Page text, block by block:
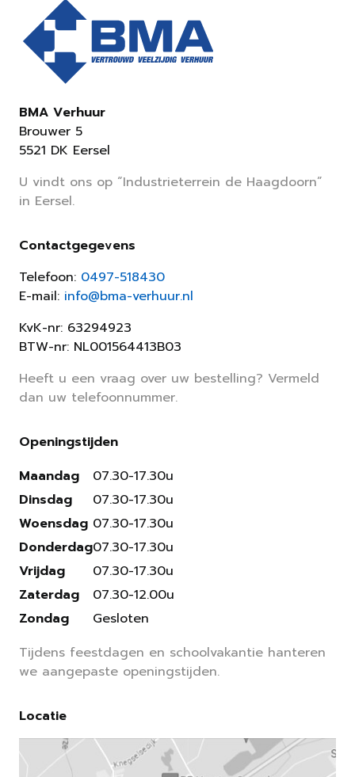
BMA Verhuur
Brouwer 5
5521 DK Eersel
U vindt ons op “Industrieterrein de Haagdoorn”
in Eersel.
Contactgegevens
Telefoon: 0497-518430
E-mail: info@bma-verhuur.nl
KvK-nr: 63294923
BTW-nr: NL001564413B03
Heeft u een vraag over uw bestelling? Vermeld
dan uw telefoonnummer.
Openingstijden
Maandag
Dinsdag
Woensdag
Donderdag
Vrijdag
Zaterdag
Zondag
07.30-17.30u
07.30-17.30u
07.30-17.30u
07.30-17.30u
07.30-17.30u
07.30-12.00u
Gesloten
Tijdens feestdagen en schoolvakantie hanteren
we aangepaste openingstijden.
Locatie